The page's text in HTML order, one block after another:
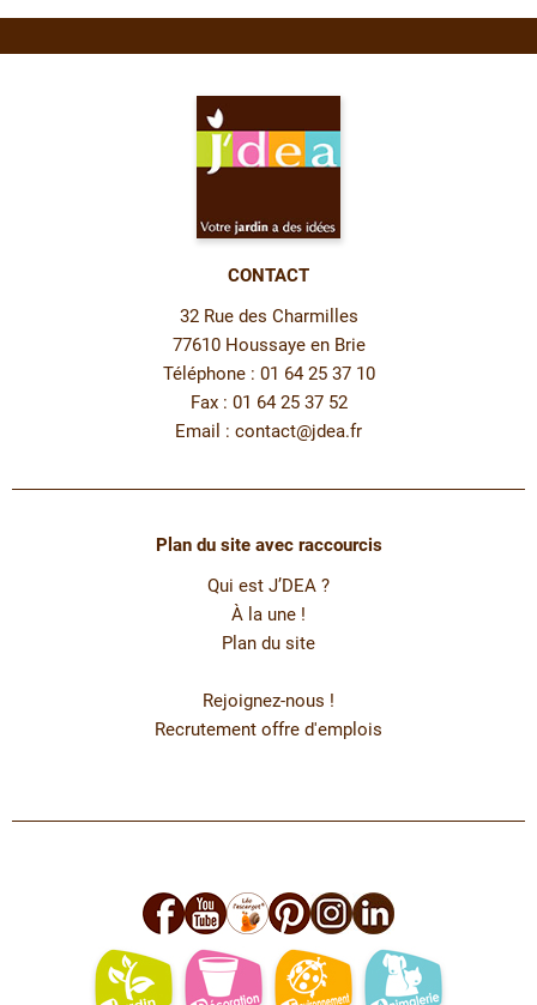
CONTACT
32 Rue des Charmilles
77610 Houssaye en Brie
Téléphone : 01 64 25 37 10
Fax : 01 64 25 37 52
Email : contact@jdea.fr
Plan du site avec raccourcis
Qui est J’DEA ?
À la une !
Plan du site
Rejoignez-nous !
Recrutement offre d'emplois
facebookyoutube
leo pinterestinstagram
linkedin
jardin deco environnementanimalerie